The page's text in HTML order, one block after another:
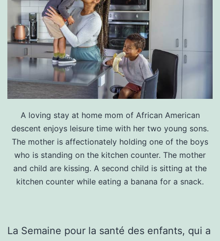
A loving stay at home mom of African American
descent enjoys leisure time with her two young sons.
The mother is affectionately holding one of the boys
who is standing on the kitchen counter. The mother
and child are kissing. A second child is sitting at the
kitchen counter while eating a banana for a snack.
La Semaine pour la santé des enfants, qui a